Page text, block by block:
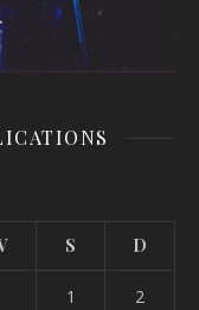
S D
1 2